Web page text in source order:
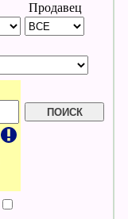
Продавец